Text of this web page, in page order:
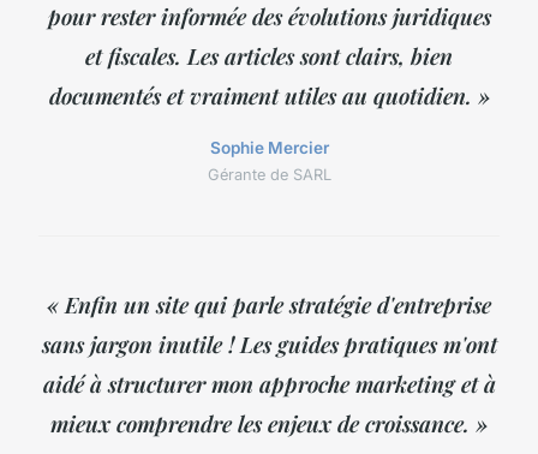
pour rester informée des évolutions juridiques
et fiscales. Les articles sont clairs, bien
documentés et vraiment utiles au quotidien. »
Sophie Mercier
Gérante de SARL
« Enfin un site qui parle stratégie d'entreprise
sans jargon inutile ! Les guides pratiques m'ont
aidé à structurer mon approche marketing et à
mieux comprendre les enjeux de croissance. »